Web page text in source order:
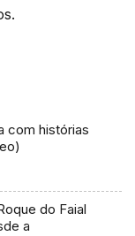
com histórias
do Faial
a